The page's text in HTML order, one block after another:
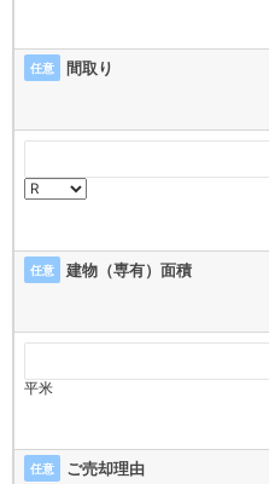
任意 間取り
任意 建物（専有）面積
平米
任意 ご売却理由